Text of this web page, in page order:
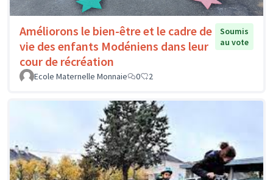
Améliorons le bien-être et le cadre de
vie des enfants Modéniens dans leur
cour de récréation
Soumis
au vote
Ecole Maternelle Monnaie 0 2